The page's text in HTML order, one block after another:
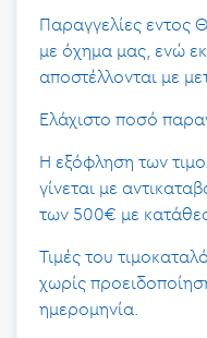
Παραγγελίες εντος
με όχημα μας, ενώ
αποστέλλονται με
Ελάχιστο ποσό
Η εξόφληση των
γίνεται με
των 500€ με
Τιμές του
χωρίς
ημερομηνία.